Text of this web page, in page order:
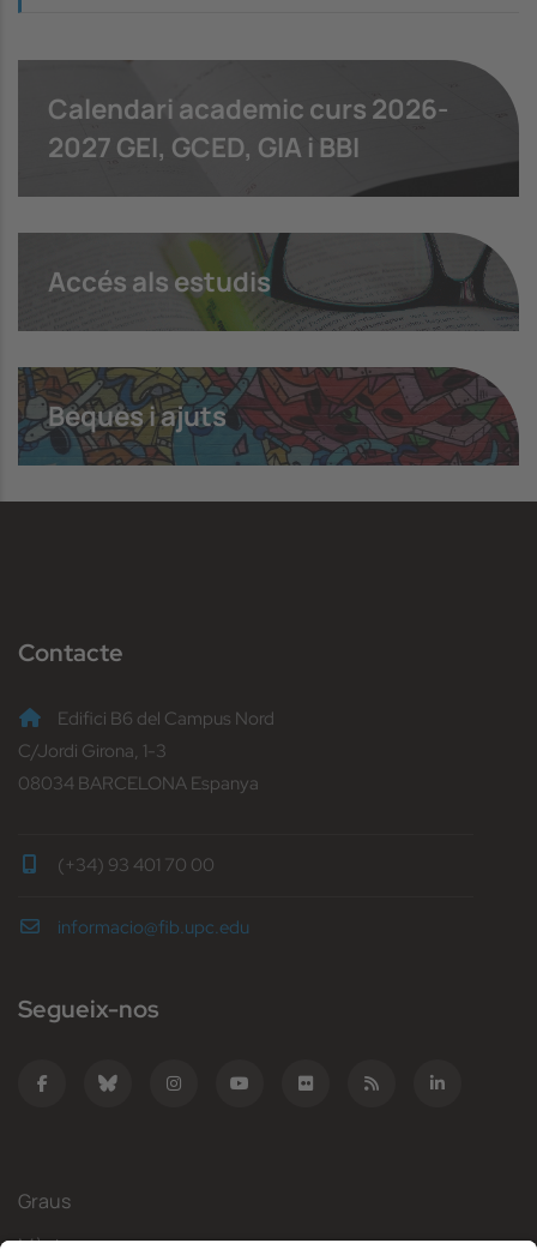
Calendari academic curs 2026-
2027 GEI, GCED, GIA i BBI
Accés als estudis
Beques i ajuts
Contacte
Edifici B6 del Campus Nord
C/Jordi Girona, 1-3
08034 BARCELONA Espanya
(+34) 93 401 70 00
informacio@fib.upc.edu
Segueix-nos
Graus
Màsters